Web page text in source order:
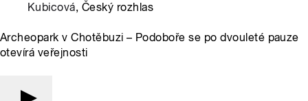
Kubicová, Český rozhlas
Archeopark v Chotěbuzi – Podoboře se po dvouleté pauze
otevírá veřejnosti